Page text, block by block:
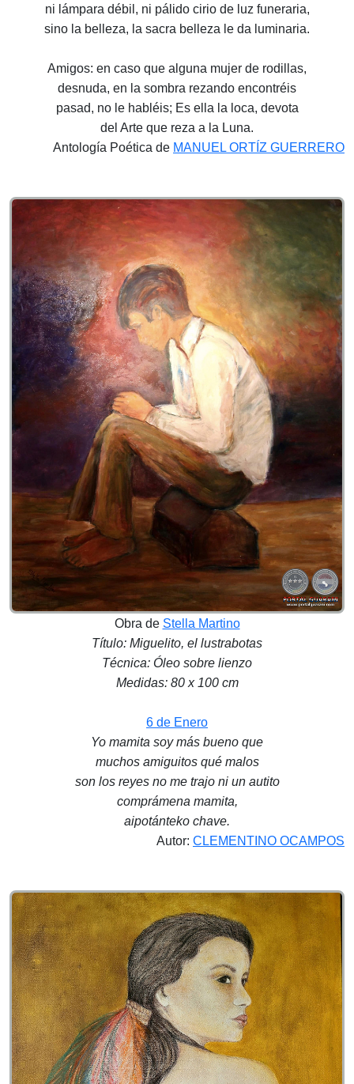
ni lámpara débil, ni pálido cirio de luz funeraria,
sino la belleza, la sacra belleza le da luminaria.
Amigos: en caso que alguna mujer de rodillas,
desnuda, en la sombra rezando encontréis
pasad, no le habléis; Es ella la loca, devota
del Arte que reza a la Luna.
Antología Poética de MANUEL ORTÍZ GUERRERO
Obra de Stella Martino
Título: Miguelito, el lustrabotas
Técnica: Óleo sobre lienzo
Medidas: 80 x 100 cm
6 de Enero
Yo mamita soy más bueno que
muchos amiguitos qué malos
son los reyes no me trajo ni un autito
comprámena mamita,
aipotánteko chave.
Autor: CLEMENTINO OCAMPOS